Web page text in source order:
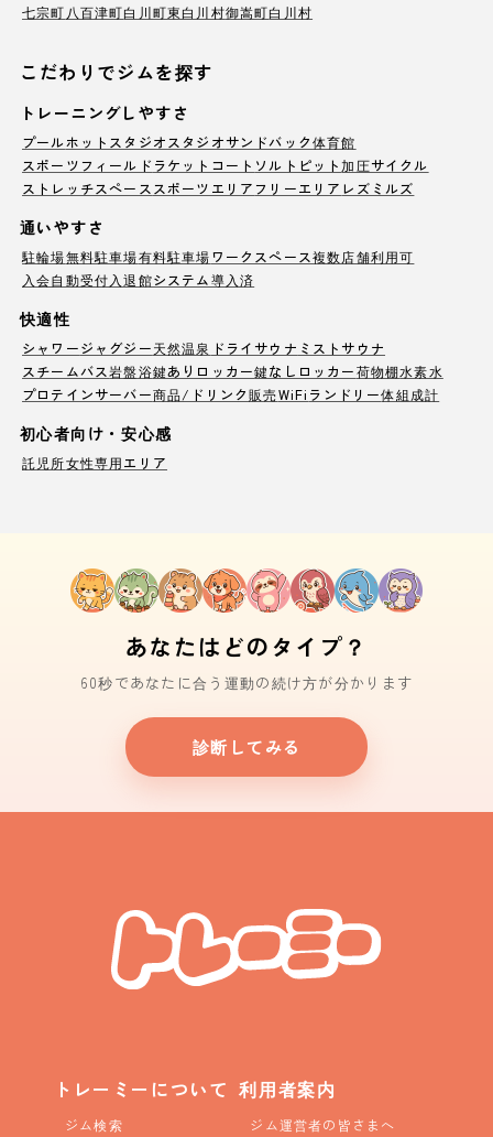
七宗町 八百津町白川町東白川村御嵩町白川村
こだわりでジムを探す
トレーニングしやすさ
プールホットスタジオ スタジオサンドバック体育館
スポーツフィールド ラケットコート ソルトピット加圧サイクル
ストレッチスペース スポーツエリア フリーエリア レズミルズ
通いやすさ
駐輪場無料駐車場有料駐車場ワークスペース複数店舗利用可
入会自動受付 入退館システム導入済
快適性
シャワージャグジー天然温泉 ドライサウナ ミストサウナ
スチームバス岩盤浴鍵ありロッカー鍵なしロッカー荷物棚水素水
プロテインサーバー商品/ドリンク販売WiFi ランドリー体組成計
初心者向け・安心感
託児所女性専用エリア
あなたはどのタイプ？
60秒であなたに合う運動の続け方が分かります
診断してみる
トレーミーについて
ジム検索
利用者案内
ジム運営者の皆さまへ